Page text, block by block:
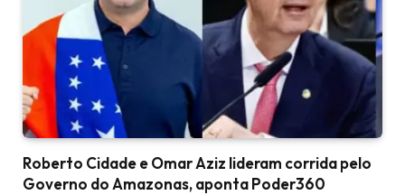
Roberto Cidade e Omar Aziz lideram corrida pelo
Governo do Amazonas, aponta Poder360